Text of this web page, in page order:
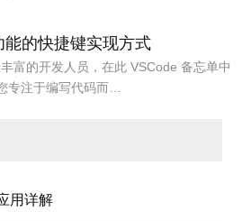
的快捷键实现方式
富的开发人员，在此 VSCode 备忘单中
专注于编写代码而…
用详解